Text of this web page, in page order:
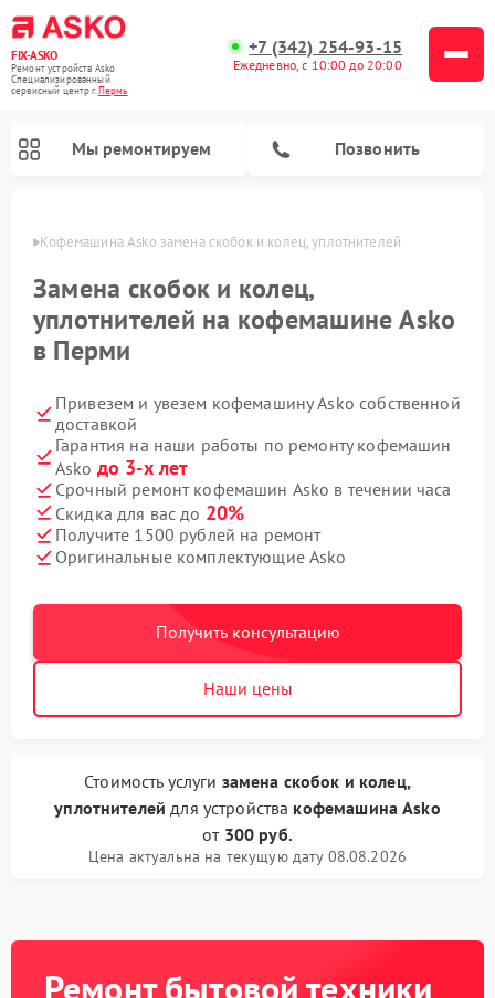
FIX-ASKO
Ремонт устройств Asko
Специализированный
cервисный центр г.Пермь
+7 (342) 254-93-15
Ежедневно, с 10:00 до 20:00
Мы ремонтируем Позвонить
Кофемашина Asko замена скобок и колец, уплотнителей
Замена скобок и колец,
уплотнителей на кофемашине Asko
в Перми
Привезем и увезем кофемашину Asko собственной
доставкой
Гарантия на наши работы по ремонту кофемашин
Asko до 3-х лет
Срочный ремонт кофемашин Asko в течении часа
Скидка для вас до 20%
Получите 1500 рублей на ремонт
Оригинальные комплектующие Asko
Получить консультацию
Наши цены
Стоимость услуги замена скобок и колец,
уплотнителей для устройства кофемашина Asko
от 300 руб.
Цена актуальна на текущую дату 08.08.2026
Ремонт бытовой техники